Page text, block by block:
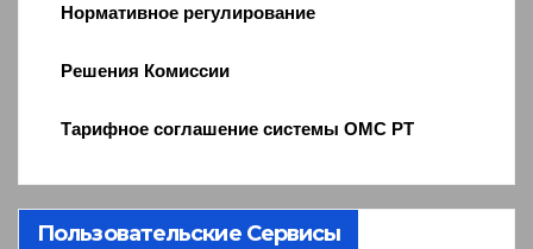
Нормативное регулирование
Решения Комиссии
Тарифное соглашение системы ОМС РТ
Пользовательские Сервисы